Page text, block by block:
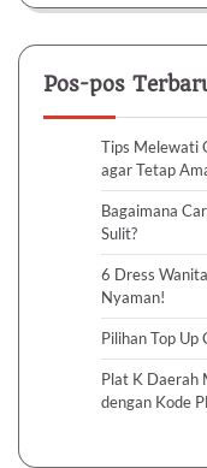
Pos-pos
Tips Melewati
agar Tetap
Bagaimana
Sulit?
6 Dress
Nyaman!
Pilihan Top
Plat K Daerah
dengan Kode